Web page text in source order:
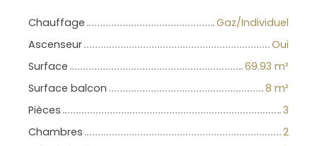
Chauffage
Gaz/Individuel
Ascenseur
Oui
Surface
69.93 m²
Surface balcon
8 m²
Pièces
3
Chambres
2